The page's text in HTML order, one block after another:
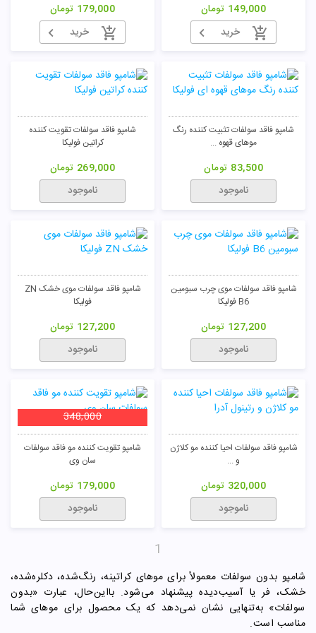
149,000 تومان
خرید
179,000 تومان
خرید
شامپو فاقد سولفات تثبیت کننده رنگ
موهای قهوه ...
83,500 تومان
ناموجود
شامپو فاقد سولفات تقویت کننده
کراتین فولیکا
269,000 تومان
ناموجود
شامپو فاقد سولفات موی چرب سبومین
B6 فولیکا
127,200 تومان
ناموجود
شامپو فاقد سولفات موی خشک ZN
فولیکا
127,200 تومان
ناموجود
شامپو فاقد سولفات احیا کننده مو کلاژن
و ...
320,000 تومان
ناموجود
شامپو تقویت کننده مو فاقد سولفات
سان وی
348,000
179,000 تومان
ناموجود
1
شامپو بدون سولفات معمولاً برای موهای کراتینه، رنگ‌شده، دکلره‌شده،
خشک، فر یا آسیب‌دیده پیشنهاد می‌شود. بااین‌حال، عبارت «بدون
سولفات» به‌تنهایی نشان نمی‌دهد که یک محصول برای موهای شما
مناسب است.